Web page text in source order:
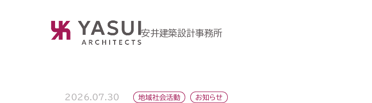
安井建築設計事務所
2026.07.30 地域社会活動 お知らせ